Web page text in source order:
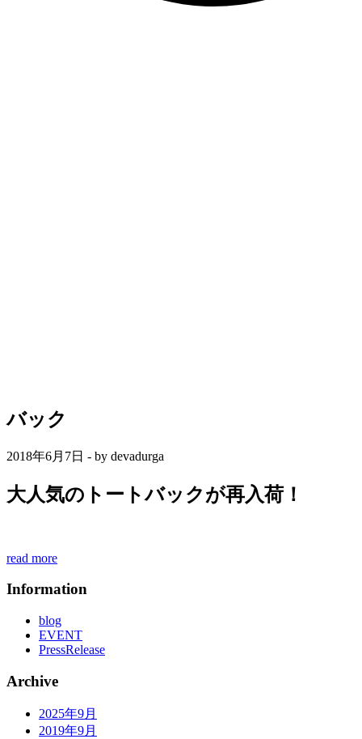
バック
2018年6月7日 - by devadurga
大人気のトートバックが再入荷！
read more
Information
blog
EVENT
PressRelease
Archive
2025年9月
2019年9月